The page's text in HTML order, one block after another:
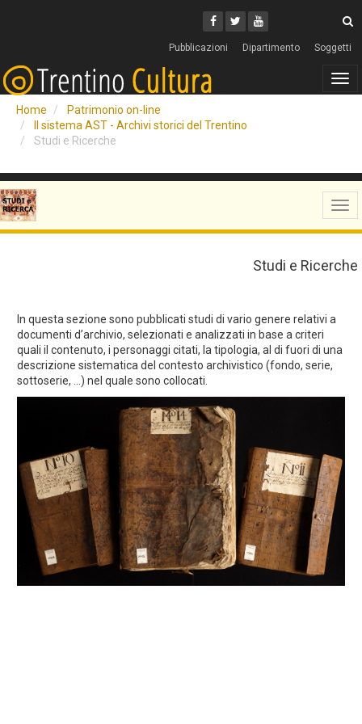
Facebook
Twitter
Youtube
Pubblicazioni Dipartimento Soggetti
Home
Patrimonio on-line
Il sistema AST - Archivi storici del Trentino
Studi e Ricerche
Studi e Ricerche
In questa sezione sono pubblicati studi di vario genere relativi a
documenti d’archivio, selezionati e analizzati in base a criteri
quali il contenuto, i personaggi citati, la tipologia, al di fuori di una
descrizione sistematica del contesto archivistico (fondo, serie,
sottoserie, ...) nel quale sono collocati.